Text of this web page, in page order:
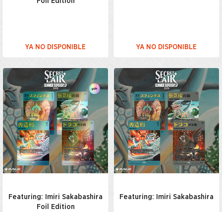
YA NO DISPONIBLE YA NO DISPONIBLE
Featuring: Imiri Sakabashira
Foil Edition
Featuring: Imiri Sakabashira